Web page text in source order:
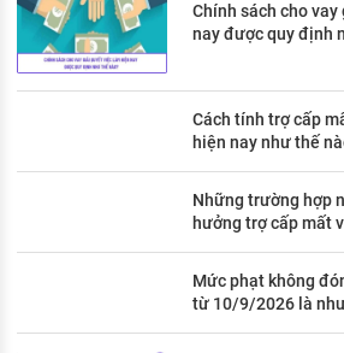
Chính sách cho
nay được quy định
Cách tính trợ cấp
hiện nay như thế
Những trường hợp
hưởng trợ cấp mất
Mức phạt không
từ 10/9/2026 là